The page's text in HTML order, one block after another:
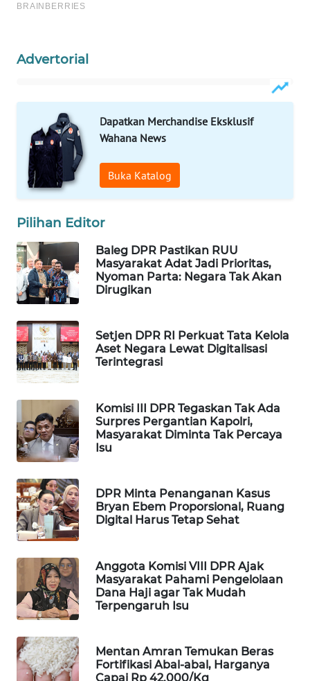
Advertorial
Dapatkan Merchandise Eksklusif
Wahana News
Buka Katalog
Pilihan Editor
Baleg DPR Pastikan RUU
Masyarakat Adat Jadi Prioritas,
Nyoman Parta: Negara Tak Akan
Dirugikan
Setjen DPR RI Perkuat Tata Kelola
Aset Negara Lewat Digitalisasi
Terintegrasi
Komisi III DPR Tegaskan Tak Ada
Surpres Pergantian Kapolri,
Masyarakat Diminta Tak Percaya
Isu
DPR Minta Penanganan Kasus
Bryan Ebem Proporsional, Ruang
Digital Harus Tetap Sehat
Anggota Komisi VIII DPR Ajak
Masyarakat Pahami Pengelolaan
Dana Haji agar Tak Mudah
Terpengaruh Isu
Mentan Amran Temukan Beras
Fortifikasi Abal-abal, Harganya
Capai Rp 42.000/Kg
WAHANA
UMKM
WAHANA
SELEB
WAHANA
PERSONA
WAHANA
OTOMOTIF
WAHANA
HEALTH
WAHANA
DESA
WISATA
LAPAK
WAHANA
Wahana
Network
LISTRIK
MASYARAKAT
KELISTRIKAN
WALINKI
ID